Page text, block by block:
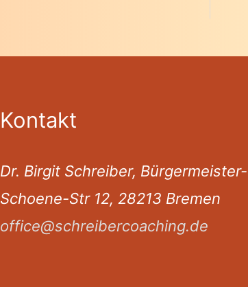
Kontakt
Dr. Birgit Schreiber, Bürgermeister-
Schoene-Str 12, 28213 Bremen
office@schreibercoaching.de